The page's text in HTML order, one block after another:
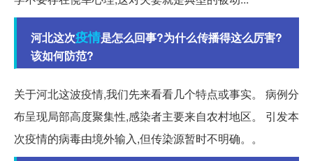
河北这次疫情是怎么回事?为什么传播得这么厉害?
该如何防范?
关于河北这波疫情,我们先来看看几个特点或事实。 病例分
布呈现局部高度聚集性,感染者主要来自农村地区。 引发本
次疫情的病毒由境外输入,但传染源暂时不明确。。